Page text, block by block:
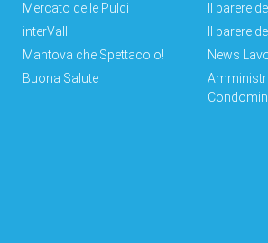
Mercato delle Pulci
interValli
Mantova che Spettacolo!
Buona Salute
Il parere
Il parere
News